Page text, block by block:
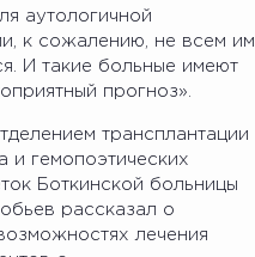
аутологичной
к сожалению, не всем им
И такие больные имеют
прогноз».
трансплантации
и гемопоэтических
Боткинской больницы
рассказал о
лечения